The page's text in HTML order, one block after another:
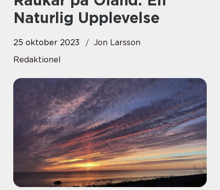
Naturlig Upplevelse
25 oktober 2023
Jon Larsson
Redaktionel